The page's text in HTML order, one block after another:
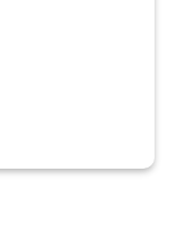
thao người lớn. Xe
4 tuổi, năng động,